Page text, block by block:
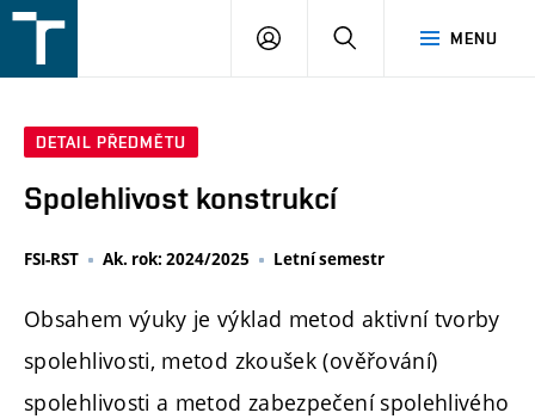
v
MENU
PŘIHLÁŠENÍ
DETAIL PŘEDMĚTU
Spolehlivost konstrukcí
FSI-RST Ak. rok: 2024/2025 Letní semestr
Obsahem výuky je výklad metod aktivní tvorby
spolehlivosti, metod zkoušek (ověřování)
spolehlivosti a metod zabezpečení spolehlivého